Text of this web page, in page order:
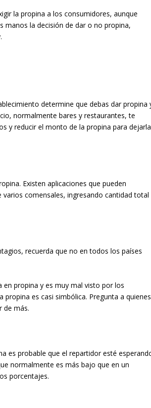
la propina a los consumidores, aunque
manos la decisión de dar o no propina,
determine que debas dar propina
normalmente bares y restaurantes, te
y reducir el monto de la propina para dejarla
Existen aplicaciones que pueden
comensales, ingresando cantidad total
recuerda que no en todos los países
en propina y es muy mal visto por los
es casi simbólica. Pregunta a quienes
de más.
es probable que el repartidor esté
normalmente es más bajo que en un
porcentajes.